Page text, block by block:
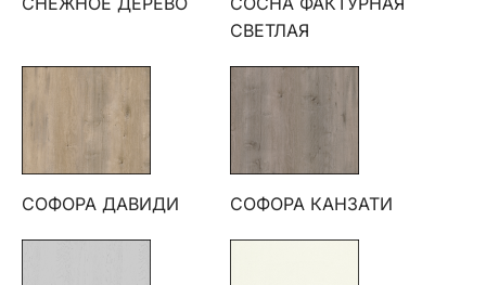
СВЕТЛАЯ
СОФОРА ДАВИДИ СОФОРА КАНЗАТИ